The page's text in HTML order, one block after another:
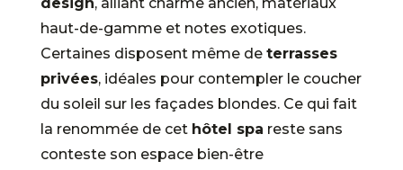
haut-de-gamme et notes exotiques.
Certaines disposent même de terrasses
privées, idéales pour contempler le coucher
du soleil sur les façades blondes. Ce qui fait
la renommée de cet hôtel spa reste sans
conteste son espace bien-être